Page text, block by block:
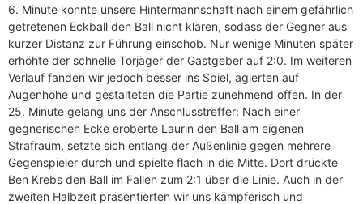
6. Minute konnte unsere Hintermannschaft nach einem gefährlich
getretenen Eckball den Ball nicht klären, sodass der Gegner aus
kurzer Distanz zur Führung einschob. Nur wenige Minuten später
erhöhte der schnelle Torjäger der Gastgeber auf 2:0. Im weiteren
Verlauf fanden wir jedoch besser ins Spiel, agierten auf
Augenhöhe und gestalteten die Partie zunehmend offen. In der
25. Minute gelang uns der Anschlusstreffer: Nach einer
gegnerischen Ecke eroberte Laurin den Ball am eigenen
Strafraum, setzte sich entlang der Außenlinie gegen mehrere
Gegenspieler durch und spielte flach in die Mitte. Dort drückte
Ben Krebs den Ball im Fallen zum 2:1 über die Linie. Auch in der
zweiten Halbzeit präsentierten wir uns kämpferisch und